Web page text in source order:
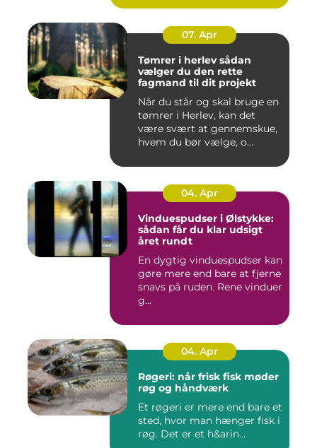
07. Apr
Tømrer i herlev sådan
vælger du den rette
fagmand til dit projekt
Når du står og skal bruge en
tømrer i Herlev, kan det
være svært at gennemskue,
hvem du bør vælge, o...
04. Apr
Vinduespudser i Ølstykke:
sådan får du klar udsigt
året rundt
En dygtig vinduespudser kan
gøre mere end bare at fjerne
snavs på ruden. Rene vinduer
g...
04. Apr
Røgeri: når frisk fisk møder
røg og håndværk
Et røgeri er mere end bare et
sted, hvor man hænger fisk i
røg. Det er et h&arin...